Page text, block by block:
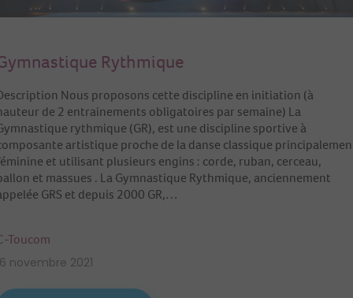
Rythmique
Nous proposons cette discipline en initiation (à
de 2 entrainements obligatoires par semaine) La
rythmique (GR), est une discipline sportive à
artistique proche de la danse classique
et utilisant plusieurs engins : corde, ruban, cerceau,
et massues . La Gymnastique Rythmique, anciennement
GRS et depuis 2000 GR,…
Toucom
novembre 2021